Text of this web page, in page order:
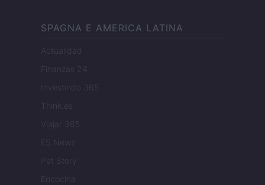
SPAGNA E AMERICA LATINA
Actualidad
Finanzas 24
Investindo 365
Think.es
Viajar 365
ES Newz
Pet Story
Encocina